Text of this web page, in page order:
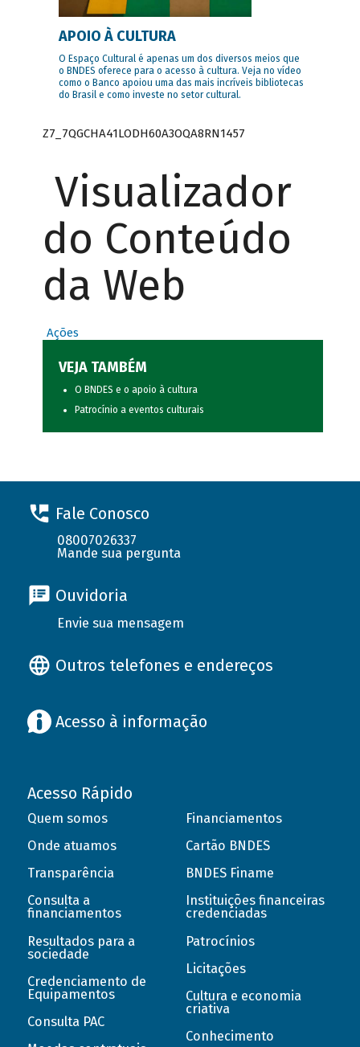
APOIO À CULTURA
O Espaço Cultural é apenas um dos diversos meios que
o BNDES oferece para o acesso à cultura. Veja no vídeo
como o Banco apoiou uma das mais incríveis bibliotecas
do Brasil e como investe no setor cultural.
Z7_7QGCHA41LODH60A3OQA8RN1457
Visualizador
do Conteúdo
da Web
Ações
VEJA TAMBÉM
O BNDES e o apoio à cultura
Patrocínio a eventos culturais
Fale Conosco
08007026337
Mande sua pergunta
Ouvidoria
Envie sua mensagem
Outros telefones e endereços
Acesso à informação
Acesso Rápido
Quem somos
Onde atuamos
Transparência
Consulta a
financiamentos
Resultados para a
sociedade
Credenciamento de
Equipamentos
Consulta PAC
Financiamentos
Cartão BNDES
BNDES Finame
Instituições financeiras
credenciadas
Patrocínios
Licitações
Cultura e economia
criativa
Conhecimento